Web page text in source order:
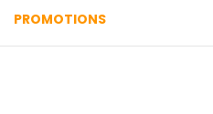
PROMOTIONS